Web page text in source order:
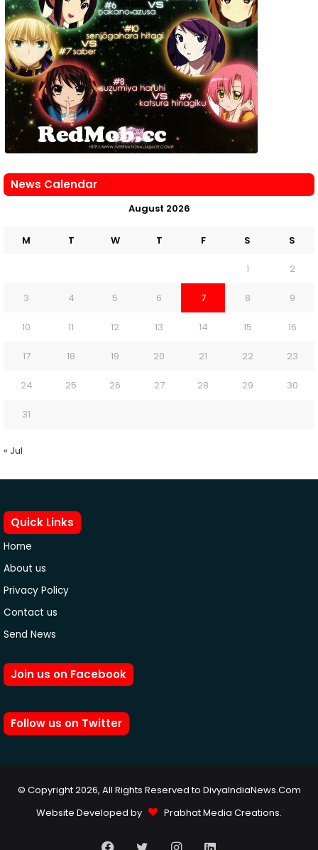
News Calendar
August 2026
M T W T F S S
1 2
3 4 5 6 7 8 9
10 11 12 13 14 15 16
17 18 19 20 21 22 23
24 25 26 27 28 29 30
31
« Jul
Quick Links
Home
About us
Privacy Policy
Contact us
Send News
Join us on Facebook
Follow us on Twitter
© Copyright 2026, All Rights Reserved to DivyaIndiaNews.Com
Website Developed by
Prabhat Media Creations.